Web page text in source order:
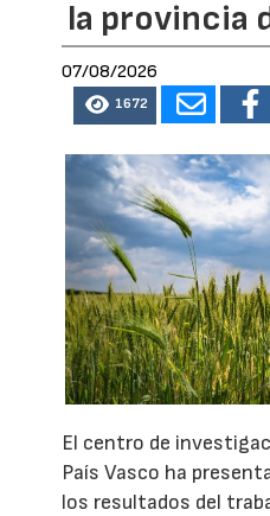
la provincia
07/08/2026
1672
El centro de
País Vasco ha
los resultados del